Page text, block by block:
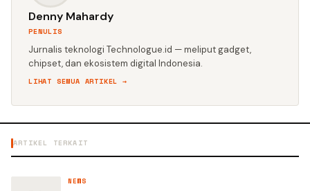
Denny Mahardy
PENULIS
Jurnalis teknologi Technologue.id — meliput gadget,
chipset, dan ekosistem digital Indonesia.
LIHAT SEMUA ARTIKEL →
ARTIKEL TERKAIT
NEWS